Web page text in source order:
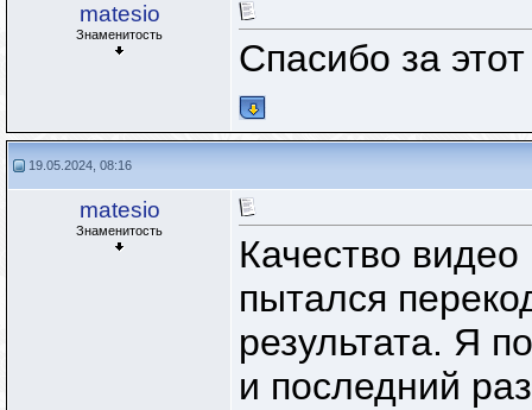
matesio
Знаменитость
Спасибо за
19.05.2024, 08:16
matesio
Знаменитость
Качество
пытался
результата. Я
и последний